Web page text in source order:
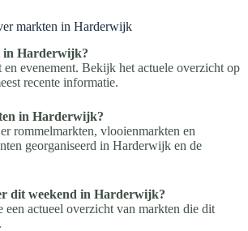
markten in Harderwijk
in Harderwijk?
evenement. Bekijk het actuele overzicht op
recente informatie.
in Harderwijk?
rommelmarkten, vlooienmarkten en
georganiseerd in Harderwijk en de
dit weekend in Harderwijk?
een actueel overzicht van markten die dit